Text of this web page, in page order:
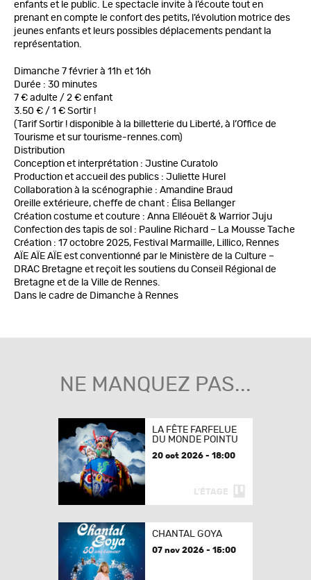
enfants et le public. Le spectacle invite à l’écoute tout en
prenant en compte le confort des petits, l’évolution motrice des
jeunes enfants et leurs possibles déplacements pendant la
représentation.
Dimanche 7 février à 11h et 16h
Durée : 30 minutes
7 € adulte / 2 € enfant
3.50 € / 1 € Sortir !
(Tarif Sortir ! disponible à la billetterie du Liberté, à l’Office de
Tourisme et sur tourisme-rennes.com)
Distribution
Conception et interprétation : Justine Curatolo
Production et accueil des publics : Juliette Hurel
Collaboration à la scénographie : Amandine Braud
Oreille extérieure, cheffe de chant : Élisa Bellanger
Création costume et couture : Anna Elléouët & Warrior Juju
Confection des tapis de sol : Pauline Richard – La Mousse Tache
Création : 17 octobre 2025, Festival Marmaille, Lillico, Rennes
AÏE AÏE AÏE est conventionné par le Ministère de la Culture –
DRAC Bretagne et reçoit les soutiens du Conseil Régional de
Bretagne et de la Ville de Rennes.
Dans le cadre de Dimanche à Rennes
NE MANQUEZ PAS...
LA FÊTE FARFELUE
DU MONDE POINTU
20 oct 2026 - 18:00
L'ÉTAGE
CHANTAL GOYA
07 nov 2026 - 15:00